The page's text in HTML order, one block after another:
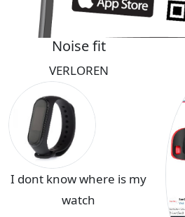
Noise fit
VERLOREN
I dont know where is my
watch